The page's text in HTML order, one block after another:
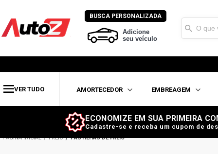
BUSCA PERSONALIZADA
Adicione
seu veículo
VER TUDO AMORTECEDOR EMBREAGEM
ECONOMIZE EM SUA PRIMEIRA
Cadastre-se e receba um cupom de
FREIO PASTILHAS DE FREIO